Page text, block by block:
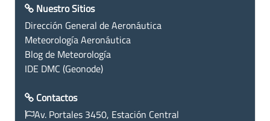
Nuestro Sitios
Dirección General de Aeronáutica
Meteorología Aeronáutica
Blog de Meteorología
IDE DMC (Geonode)
Contactos
Av. Portales 3450, Estación Central